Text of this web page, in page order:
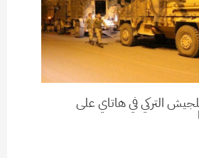
التركي في هاتاي على